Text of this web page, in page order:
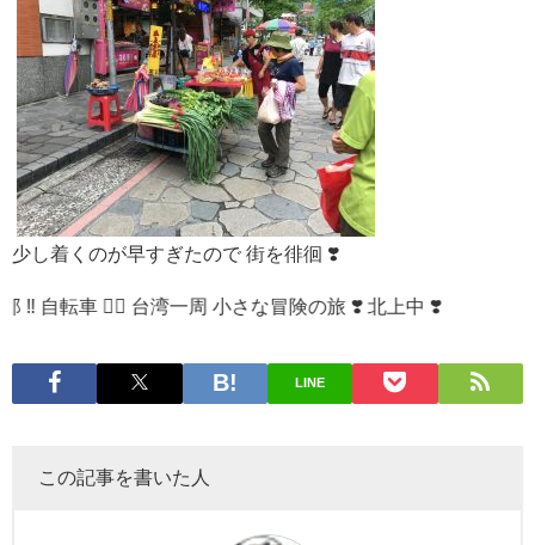
少し着くのが早すぎたので 街を徘徊 ❣️
台湾一周 小さな冒険の旅 ❣️ 北上中 ❣️
LINE
この記事を書いた人